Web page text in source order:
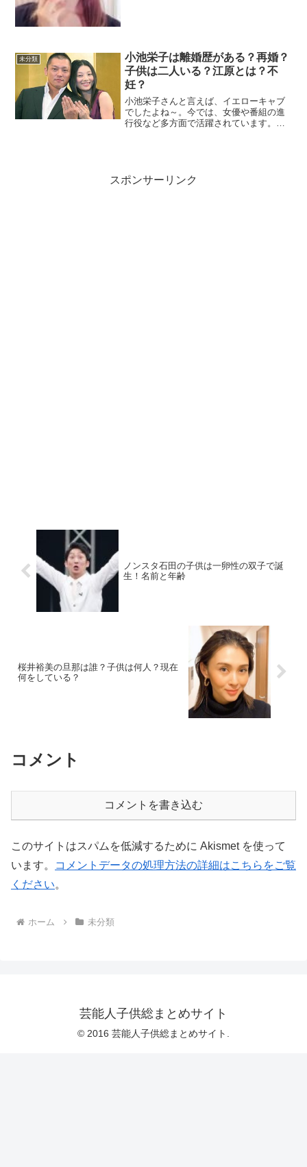
未分類
小池栄子は離婚歴がある？再婚？
子供は二人いる？江原とは？不
妊？
小池栄子さんと言えば、イエローキャブ
でしたよね～。今では、女優や番組の進
行役など多方面で活躍されています。そ
スポンサーリンク
ノンスタ石田の子供は一卵性の双子で誕
生！名前と年齢
桜井裕美の旦那は誰？子供は何人？現在
何をしている？
コメント
コメントを書き込む
このサイトはスパムを低減するために Akismet を使って
います。
コメントデータの処理方法の詳細はこちらをご覧
ください。
ホーム 未分類
芸能人子供総まとめサイト
© 2016 芸能人子供総まとめサイト.